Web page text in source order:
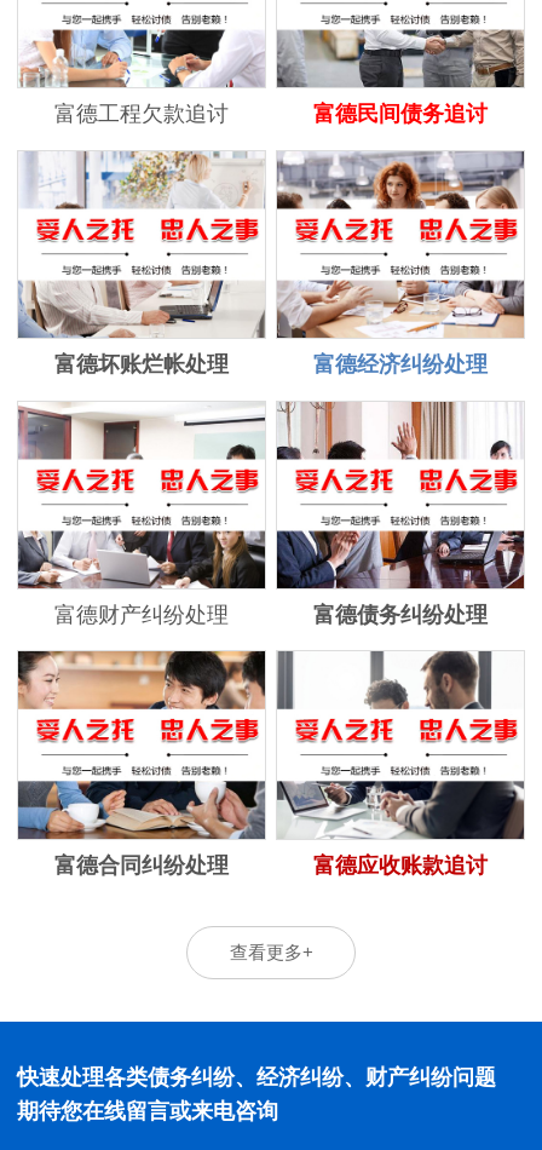
富德工程欠款追讨 富德民间债务追讨
富德坏账烂帐处理 富德经济纠纷处理
富德财产纠纷处理 富德债务纠纷处理
富德合同纠纷处理 富德应收账款追讨
查看更多+
快速处理各类债务纠纷、经济纠纷、财产纠纷问题
期待您在线留言或来电咨询